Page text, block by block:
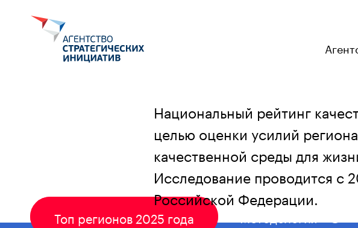
Госуправленцам
Национальный рейтинг
Топ регионов 2025 года
Национальный рейтинг
целью оценки усилий
качественной среды для
Исследование проводится с
Российской Федерации.